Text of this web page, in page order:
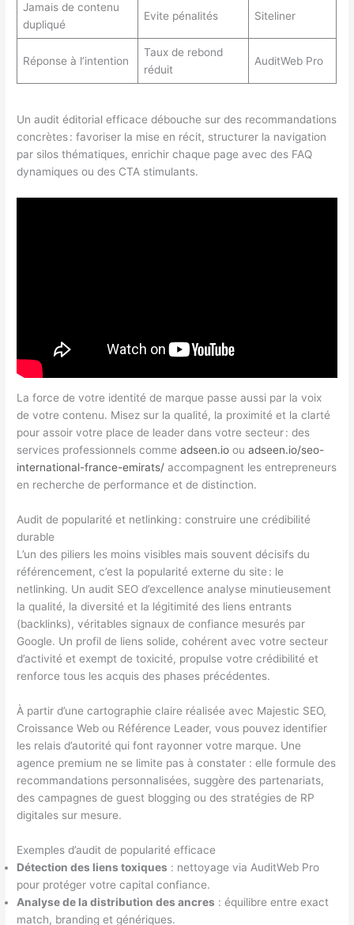
Jamais de contenu
dupliqué
Evite pénalités Siteliner
Réponse à l’intention
Taux de rebond
réduit
AuditWeb Pro
Un audit éditorial efficace débouche sur des recommandations
concrètes : favoriser la mise en récit, structurer la navigation
par silos thématiques, enrichir chaque page avec des FAQ
dynamiques ou des CTA stimulants.
La force de votre identité de marque passe aussi par la voix
de votre contenu. Misez sur la qualité, la proximité et la clarté
pour assoir votre place de leader dans votre secteur : des
services professionnels commeadseen.io ouadseen.io/seo-
international-france-emirats/ accompagnent les entrepreneurs
en recherche de performance et de distinction.
Audit de popularité et netlinking : construire une crédibilité
durable
L’un des piliers les moins visibles mais souvent décisifs du
référencement, c’est la popularité externe du site : le
netlinking. Un audit SEO d’excellence analyse minutieusement
la qualité, la diversité et la légitimité des liens entrants
(backlinks), véritables signaux de confiance mesurés par
Google. Un profil de liens solide, cohérent avec votre secteur
d’activité et exempt de toxicité, propulse votre crédibilité et
renforce tous les acquis des phases précédentes.
À partir d’une cartographie claire réalisée avec Majestic SEO,
Croissance Web ou Référence Leader, vous pouvez identifier
les relais d’autorité qui font rayonner votre marque. Une
agence premium ne se limite pas à constater : elle formule des
recommandations personnalisées, suggère des partenariats,
des campagnes de guest blogging ou des stratégies de RP
digitales sur mesure.
Exemples d’audit de popularité efficace
Détection des liens toxiques : nettoyage via AuditWeb Pro
pour protéger votre capital confiance.
Analyse de la distribution des ancres : équilibre entre exact
match, branding et génériques.